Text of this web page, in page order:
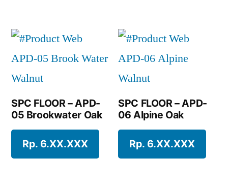
SPC FLOOR – APD-
05 Brookwater Oak
Rp. 6.XX.XXX
SPC FLOOR – APD-
06 Alpine Oak
Rp. 6.XX.XXX